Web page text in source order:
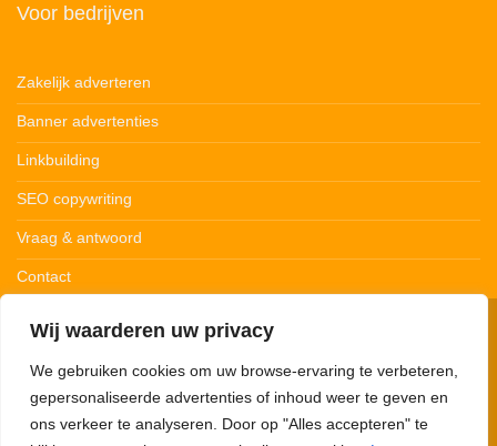
Wij waarderen uw privacy
We gebruiken cookies om uw browse-ervaring te verbeteren,
gepersonaliseerde advertenties of inhoud weer te geven en
ons verkeer te analyseren. Door op "Alles accepteren" te
Voor bedrijven
Zakelijk adverteren
Banner advertenties
Linkbuilding
SEO copywriting
Vraag & antwoord
Contact
Privacybeleid Cookiebeleid Disclaimer